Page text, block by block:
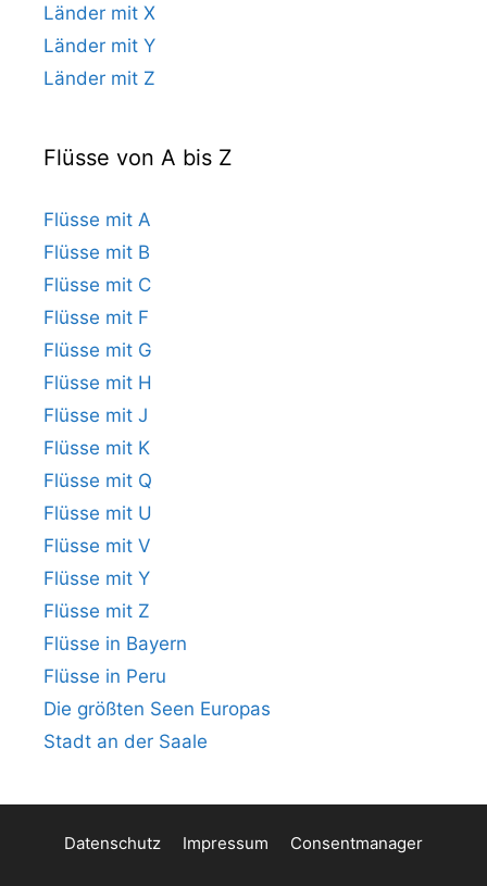
Länder mit X
Länder mit Y
Länder mit Z
Flüsse von A bis Z
Flüsse mit A
Flüsse mit B
Flüsse mit C
Flüsse mit F
Flüsse mit G
Flüsse mit H
Flüsse mit J
Flüsse mit K
Flüsse mit Q
Flüsse mit U
Flüsse mit V
Flüsse mit Y
Flüsse mit Z
Flüsse in Bayern
Flüsse in Peru
Die größten Seen Europas
Stadt an der Saale
Datenschutz Impressum Consentmanager